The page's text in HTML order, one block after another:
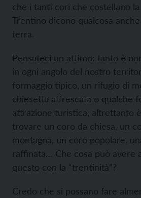
che i tanti cori che costellano
Trentino dicono qualcosa
terra.
Pensateci un attimo: tanto è
in ogni angolo del nostro
formaggio tipico, un rifugio di
chiesetta affrescata o qualche
attrazione turistica, altrettanto
trovare un coro da chiesa, un
montagna, un coro popolare,
raffinata… Che cosa può avere
questo con la “trentinità”?
Credo che si possano fare